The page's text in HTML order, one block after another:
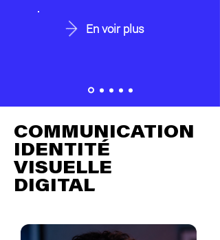
En voir plus
COMMUNICATION
IDENTITÉ
VISUELLE
DIGITAL